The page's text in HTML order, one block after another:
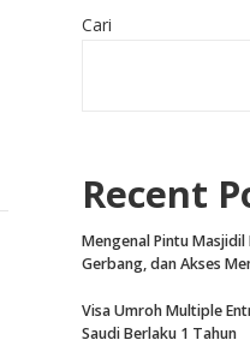
Cari
Recent
Mengenal Pintu
Gerbang, dan Akses
Visa Umroh Multiple
Saudi Berlaku 1 Tahun